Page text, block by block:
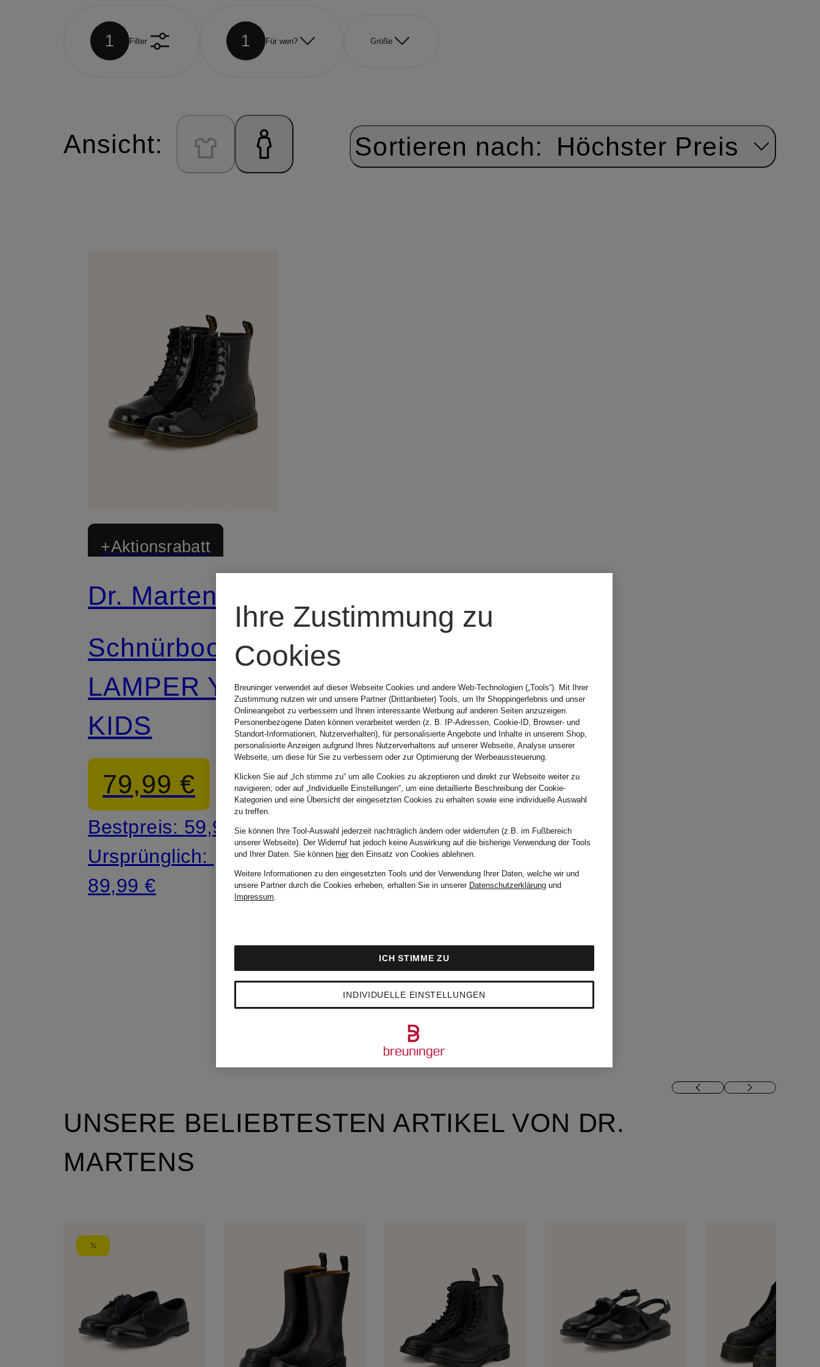
1 Filter 1 Für wen? Größe
Ansicht: Sortieren nach: Höchster Preis
+Aktionsrabatt
Dr. Martens
Schnürboots
LAMPER Y
KIDS
79,99 €
Bestpreis: 59,99 €
Ursprünglich:
89,99 €
UNSERE BELIEBTESTEN ARTIKEL VON DR.
MARTENS
Ihre Zustimmung zu
Cookies
Breuninger verwendet auf dieser Webseite Cookies und andere Web-Technologien („Tools“). Mit Ihrer
Zustimmung nutzen wir und unsere Partner (Drittanbieter) Tools, um Ihr Shoppingerlebnis und unser
Onlineangebot zu verbessern und Ihnen interessante Werbung auf anderen Seiten anzuzeigen.
Personenbezogene Daten können verarbeitet werden (z. B. IP-Adressen, Cookie-ID, Browser- und
Standort-Informationen, Nutzerverhalten), für personalisierte Angebote und Inhalte in unserem Shop,
personalisierte Anzeigen aufgrund Ihres Nutzerverhaltens auf unserer Webseite, Analyse unserer
Webseite, um diese für Sie zu verbessern oder zur Optimierung der Werbeaussteuerung.
Klicken Sie auf „Ich stimme zu“ um alle Cookies zu akzeptieren und direkt zur Webseite weiter zu
navigieren; oder auf „Individuelle Einstellungen“, um eine detaillierte Beschreibung der Cookie-
Kategorien und eine Übersicht der eingesetzten Cookies zu erhalten sowie eine individuelle Auswahl
zu treffen.
Sie können Ihre Tool-Auswahl jederzeit nachträglich ändern oder widerrufen (z.B. im Fußbereich
unserer Webseite). Der Widerruf hat jedoch keine Auswirkung auf die bisherige Verwendung der Tools
und Ihrer Daten. Sie können hierden Einsatz von Cookies ablehnen.
Weitere Informationen zu den eingesetzten Tools und der Verwendung Ihrer Daten, welche wir und
unsere Partner durch die Cookies erheben, erhalten Sie in unserer Datenschutzerklärung und
Impressum.
INDIVIDUELLE EINSTELLUNGEN
ICH STIMME ZU